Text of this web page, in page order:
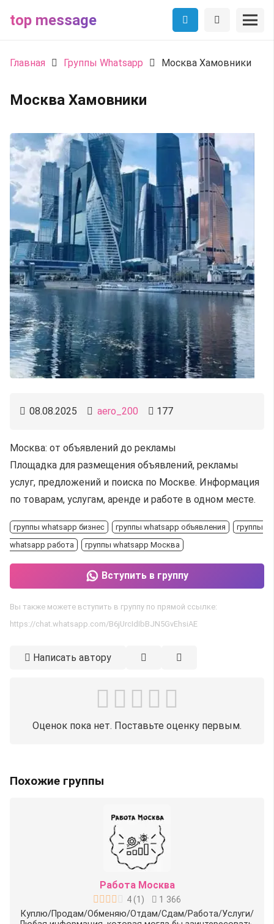
top message
Главная Группы Whatsapp Москва Хамовники
Москва Хамовники
08.08.2025 aero_200 177
Москва: от объявлений до рекламы
Площадка для размещения объявлений, рекламы
услуг, предложений и поиска по Москве. Информация
по товарам, услугам, аренде и работе в одном месте.
группы whatsapp бизнес группы whatsapp объявления
группы
whatsapp работа
группы whatsapp Москва
Вступить в группу
Вы также можете вступить в группу по прямой ссылке:
https://chat.whatsapp.com/B6jUrcIdIbBJN5GvEhsiAE
Написать автору
Оценок пока нет. Поставьте оценку первым.
Похожие группы
Работа Москва
4(1 )
1 366
Куплю/Продам/Обменяю/Отдам/Сдам/Работа/Услуги/